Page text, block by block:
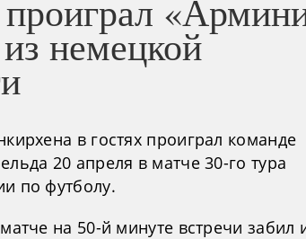
немецкой
в гостях проиграл команде
20 апреля в матче 30-го тура
по футболу.
на 50-й минуте встречи забил